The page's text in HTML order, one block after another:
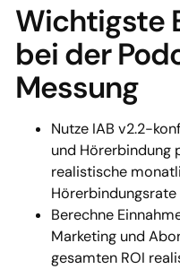
Wichtigste
bei der
Messung
Nutze IAB v2.2-
und Hörerbindung
realistische
Berechne
Marketing und
gesamten ROI